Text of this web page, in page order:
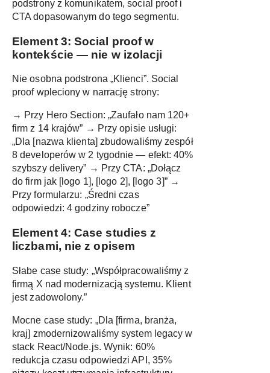
podstrony z komunikatem, social proof i
CTA dopasowanym do tego segmentu.
Element 3: Social proof w
kontekście — nie w izolacji
Nie osobna podstrona „Klienci”. Social
proof wpleciony w narrację strony:
→ Przy Hero Section: „Zaufało nam 120+
firm z 14 krajów” → Przy opisie usługi:
„Dla [nazwa klienta] zbudowaliśmy zespół
8 developerów w 2 tygodnie — efekt: 40%
szybszy delivery” → Przy CTA: „Dołącz
do firm jak [logo 1], [logo 2], [logo 3]” →
Przy formularzu: „Średni czas
odpowiedzi: 4 godziny robocze”
Element 4: Case studies z
liczbami, nie z opisem
Słabe case study: „Współpracowaliśmy z
firmą X nad modernizacją systemu. Klient
jest zadowolony.”
Mocne case study: „Dla [firma, branża,
kraj] zmodernizowaliśmy system legacy w
stack React/Node.js. Wynik: 60%
redukcja czasu odpowiedzi API, 35%